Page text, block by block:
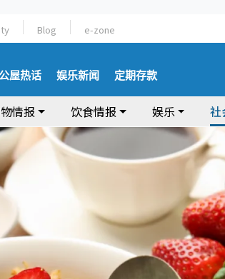
Blog e-zone
屋热话 娱乐新闻 定期存款
情报 饮食情报 娱乐 社